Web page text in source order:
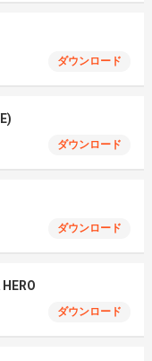
ダウンロード
ダウンロード
ダウンロード
ダウンロード